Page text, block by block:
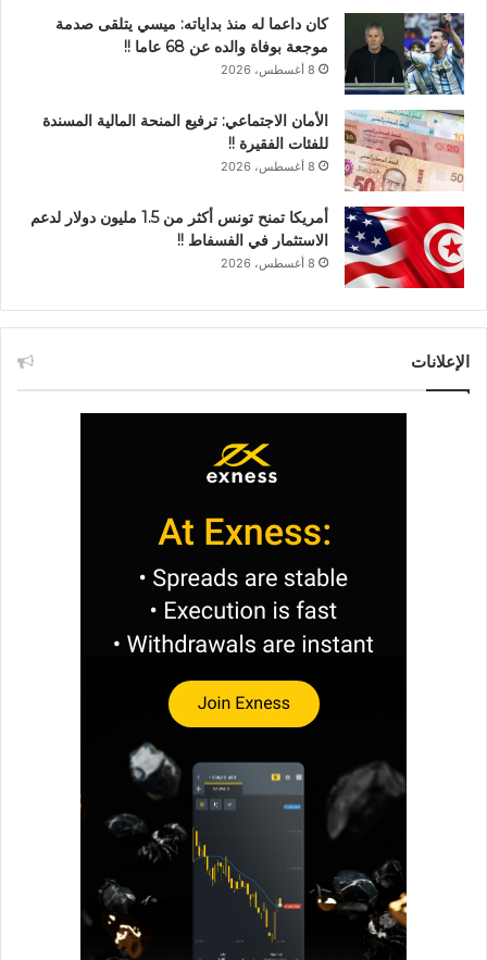
كان داعما له منذ بداياته: ميسي يتلقى صدمة
موجعة بوفاة والده عن 68 عاما !!
8 أغسطس، 2026
الأمان الاجتماعي: ترفيع المنحة المالية المسندة
للفئات الفقيرة !!
8 أغسطس، 2026
أمريكا تمنح تونس أكثر من 1.5 مليون دولار لدعم
الاستثمار في الفسفاط !!
8 أغسطس، 2026
الإعلانات